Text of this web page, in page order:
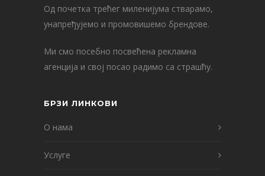
Од почетка трећег миленијума стварамо,
унапређујемо и промовишемо брендове.
Ми смо посебно посвећена рекламна
агенција и свој посао радимо са страшћу.
БРЗИ ЛИНКОВИ
О нама
Услуге